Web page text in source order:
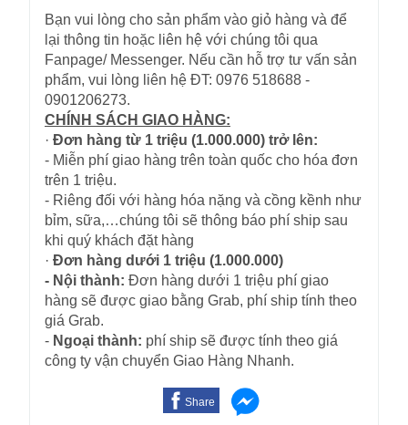
Bạn vui lòng cho sản phẩm vào giỏ hàng và để
lại thông tin hoặc liên hệ với chúng tôi qua
Fanpage/ Messenger. Nếu cần hỗ trợ tư vấn sản
phẩm, vui lòng liên hệ ĐT: 0976 518688 -
0901206273.
CHÍNH SÁCH GIAO HÀNG:
· Đơn hàng từ 1 triệu (1.000.000) trở lên:
- Miễn phí giao hàng trên toàn quốc cho hóa đơn
trên 1 triệu.
- Riêng đối với hàng hóa nặng và cồng kềnh như
bỉm, sữa,…chúng tôi sẽ thông báo phí ship sau
khi quý khách đặt hàng
· Đơn hàng dưới 1 triệu (1.000.000)
- Nội thành: Đơn hàng dưới 1 triệu phí giao
hàng sẽ được giao bằng Grab, phí ship tính theo
giá Grab.
- Ngoại thành: phí ship sẽ được tính theo giá
công ty vận chuyển Giao Hàng Nhanh.
Share